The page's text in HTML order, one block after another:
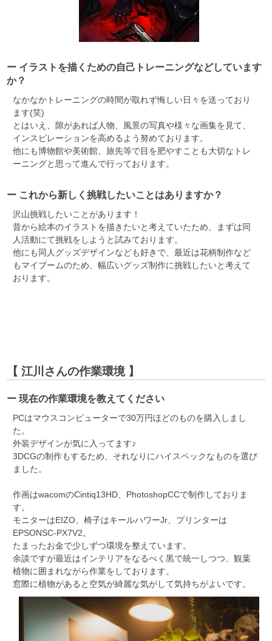
ー イラストを描くための自己トレーニングなどしています
か？
なかなかトレーニングの時間が取れず悔しい日々を送っており
ます(笑)
とはいえ、隙があれば人物、風景の写真や様々な画集を見て、
インスピレーションを高めるよう努めております。
他にも博物館や美術館、旅先等で目を肥やすことも大切なトレ
ーニングと思って進んで行っております。
ー これから新しく挑戦したいことはありますか？
沢山挑戦したいことがあります！
昔から絵本のイラストを描きたいと考えていたため、まずは同
人活動にて挑戦をしようと試みております。
他にも同人グッズデザインなども好きで、最近は花柄制作など
もマイブームのため、幅広いグッズ制作に挑戦したいと考えて
おります。
【 江川さんの作業環境 】
ー 現在の作業環境を教えてください
PCはマウスコンピューターで30万円ほどのものを購入しまし
た。
外装デザインが気に入ってます♪
3DCGの制作もするため、それなりにハイスペックなものを選び
ました。
作画はwacomのCintiq13HD、PhotoshopCCで制作しておりま
す。
モニターはEIZO、椅子はキールハワーJr、プリンターは
EPSONSC-PX7V2。
たまったお金で少しずつ環境を整えています。
余談ですが最近はインテリアをなるべく黒で統一しつつ、観葉
植物に囲まれながら作業をしております。
窓際に植物があると空気が綺麗な気がして気持ちがよいです。